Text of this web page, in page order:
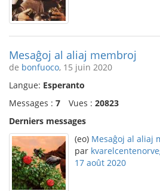
Mesaĝoj al aliaj membroj
de bonfuoco, 15 juin 2020
Langue: Esperanto
Messages : 7 Vues : 20823
Derniers messages
(eo) Mesaĝoj al aliaj
par
17 août 2020